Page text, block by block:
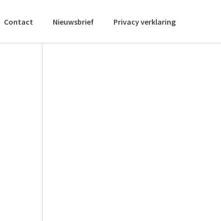
Contact Nieuwsbrief Privacy verklaring